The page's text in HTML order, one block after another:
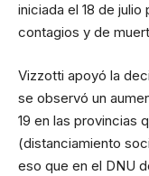
iniciada el 18 de julio
contagios y de
Vizzotti apoyó la
se observó un
19 en las provincias
(distanciamiento
eso que en el DNU